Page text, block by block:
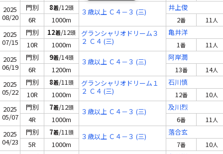
2025
08/20
門別 8着/12頭 ３歳以上 Ｃ４－３ (三)
井上俊
6R
1000m 2番 11人
2025
07/15
門別 12着/12頭
グランシャリオドリーム３
２ Ｃ４ (三)
亀井洋
10R
1000m 1番 11人
2025
06/19
門別 9着/14頭 ３歳以上 Ｃ４－３ (三)
阿岸潤
6R
1200m 13番 14人
2025
05/22
門別 8着/11頭
グランシャリオドリーム１
２ Ｃ４ (三)
石川慎
10R
1000m 12番 10人
2025
05/07
門別 7着/12頭 ３歳以上 Ｃ４－３ (三)
及川烈
4R
1000m 6番 11人
2025
04/23
門別 7着/11頭 ３歳以上 Ｃ４－３ (三)
落合玄
5R
1000m 7番 10人